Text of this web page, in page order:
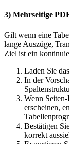
3) Mehrseitige
Gilt wenn eine
lange Auszüge,
Ziel ist ein
Laden Sie
In der
Wenn
erscheinen,
Bestätigen
korrekt